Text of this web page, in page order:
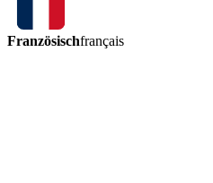
Französischfrançais